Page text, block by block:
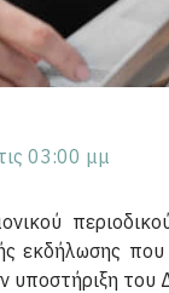
03:00 μμ
εκδήλωσης
υποστήριξη